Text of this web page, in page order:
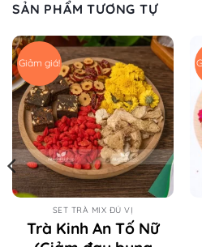
SẢN PHẨM TƯƠNG TỰ
Giảm giá!
SET TRÀ MIX ĐỦ VỊ
Trà Kinh An Tố Nữ